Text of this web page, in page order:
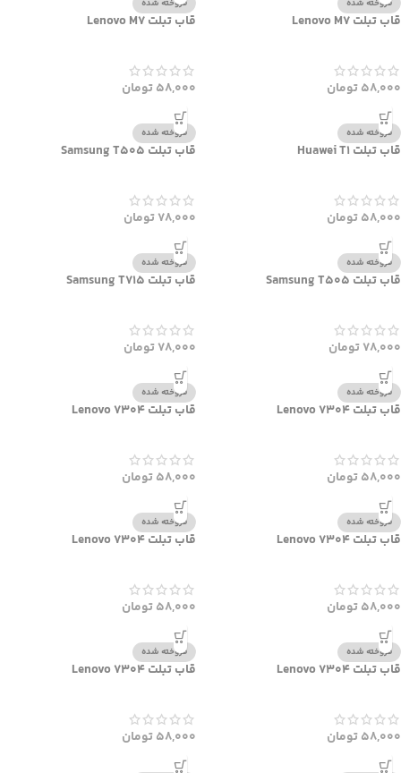
فروخته شده
قاب تبلت Lenovo M7
58,000تومان
فروخته شده
قاب تبلت Lenovo M7
58,000تومان
فروخته شده
قاب تبلت Huawei T1
58,000تومان
فروخته شده
قاب تبلت Samsung T505
78,000تومان
فروخته شده
قاب تبلت Samsung T505
78,000تومان
فروخته شده
قاب تبلت Samsung T715
78,000تومان
فروخته شده
قاب تبلت Lenovo 7304
58,000تومان
فروخته شده
قاب تبلت Lenovo 7304
58,000تومان
فروخته شده
قاب تبلت Lenovo 7304
58,000تومان
فروخته شده
قاب تبلت Lenovo 7304
58,000تومان
فروخته شده
قاب تبلت Lenovo 7304
58,000تومان
فروخته شده
قاب تبلت Lenovo 7304
58,000تومان